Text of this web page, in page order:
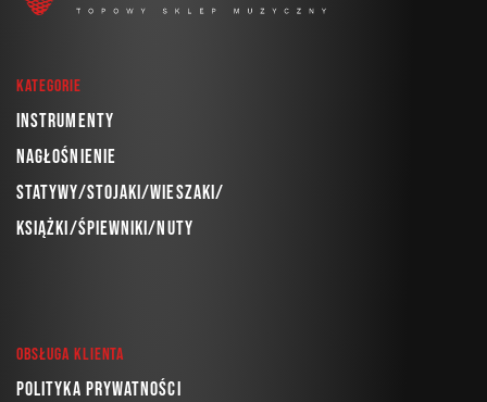
Kategorie
Instrumenty
Nagłośnienie
Statywy/Stojaki/Wieszaki/
Książki/Śpiewniki/Nuty
Obsługa klienta
Polityka prywatności